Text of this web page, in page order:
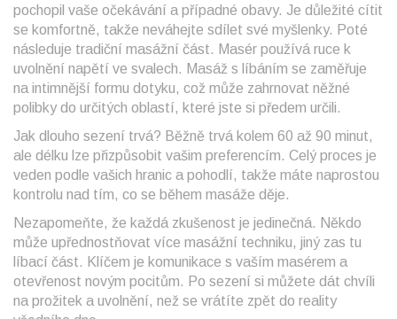
pochopil vaše očekávání a případné obavy. Je důležité cítit
se komfortně, takže neváhejte sdílet své myšlenky. Poté
následuje tradiční masážní část. Masér používá ruce k
uvolnění napětí ve svalech. Masáž s líbáním se zaměřuje
na intimnější formu dotyku, což může zahrnovat něžné
polibky do určitých oblastí, které jste si předem určili.
Jak dlouho sezení trvá? Běžně trvá kolem 60 až 90 minut,
ale délku lze přizpůsobit vašim preferencím. Celý proces je
veden podle vašich hranic a pohodlí, takže máte naprostou
kontrolu nad tím, co se během masáže děje.
Nezapomeňte, že každá zkušenost je jedinečná. Někdo
může upřednostňovat více masážní techniku, jiný zas tu
líbací část. Klíčem je komunikace s vaším masérem a
otevřenost novým pocitům. Po sezení si můžete dát chvíli
na prožitek a uvolnění, než se vrátíte zpět do reality